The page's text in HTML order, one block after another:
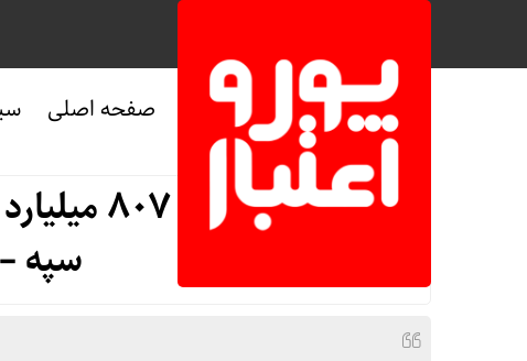
صفحه اصلی
صفحه نخست اقتصادی
پرداخت
سپه